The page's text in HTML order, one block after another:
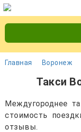
Главная Воронеж
Такси
Междугороднее
стоимость
отзывы.